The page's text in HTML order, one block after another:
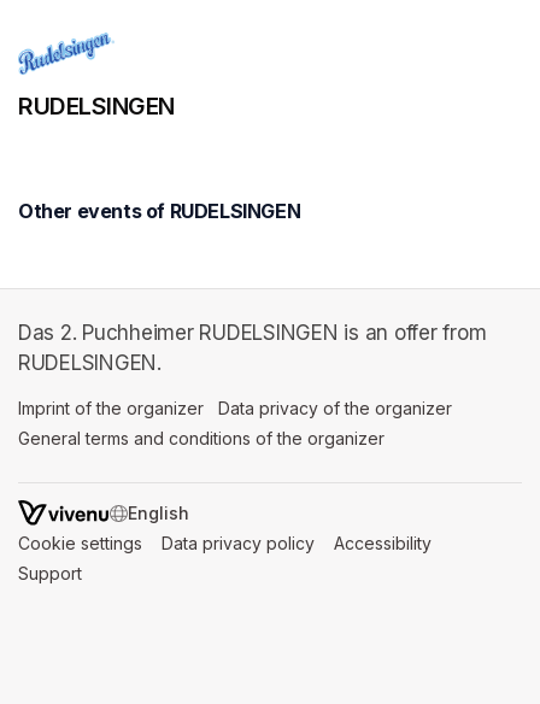
RUDELSINGEN
Other events of RUDELSINGEN
Das 2. Puchheimer RUDELSINGEN is an offer from
RUDELSINGEN.
Imprint of the organizer (opens in a new tab)
Data privacy of the organizer
General terms and conditions of the organizer
SWITCH LANGUAGE
Cookie settings (opens in a new tab)
Data privacy policy (opens in a new tab)
Accessibility
Support